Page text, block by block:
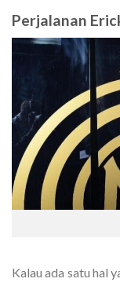
Perjalanan
Kalau ada satu hal